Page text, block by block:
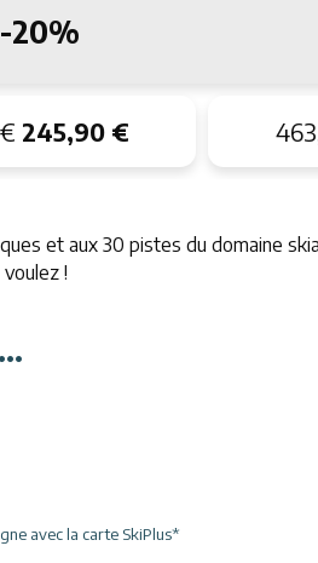
20%
245,90 €
et aux 30 pistes du domaine
!
avec la carte SkiPlus*